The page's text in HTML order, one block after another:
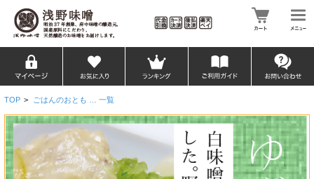
TOP > ごはんのおとも … 一覧